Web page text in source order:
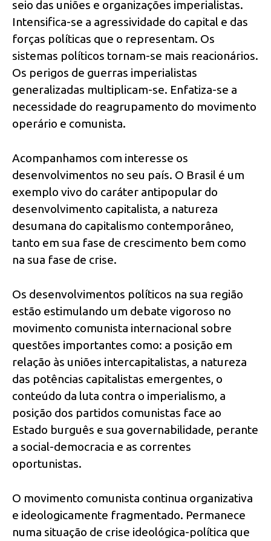
seio das uniões e organizações imperialistas.
Intensifica-se a agressividade do capital e das
forças políticas que o representam. Os
sistemas políticos tornam-se mais reacionários.
Os perigos de guerras imperialistas
generalizadas multiplicam-se. Enfatiza-se a
necessidade do reagrupamento do movimento
operário e comunista.
Acompanhamos com interesse os
desenvolvimentos no seu país. O Brasil é um
exemplo vivo do caráter antipopular do
desenvolvimento capitalista, a natureza
desumana do capitalismo contemporâneo,
tanto em sua fase de crescimento bem como
na sua fase de crise.
Os desenvolvimentos políticos na sua região
estão estimulando um debate vigoroso no
movimento comunista internacional sobre
questões importantes como: a posição em
relação às uniões intercapitalistas, a natureza
das potências capitalistas emergentes, o
conteúdo da luta contra o imperialismo, a
posição dos partidos comunistas face ao
Estado burguês e sua governabilidade, perante
a social-democracia e as correntes
oportunistas.
O movimento comunista continua organizativa
e ideologicamente fragmentado. Permanece
numa situação de crise ideológica-política que